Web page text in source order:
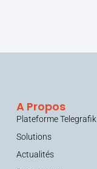
A Propos
Plateforme Telegrafik
Solutions
Actualités